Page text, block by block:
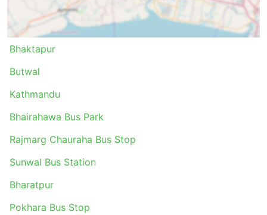
Bhaktapur
Butwal
Kathmandu
Bhairahawa Bus Park
Rajmarg Chauraha Bus Stop
Sunwal Bus Station
Bharatpur
Pokhara Bus Stop